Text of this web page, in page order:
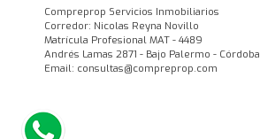
Compreprop Servicios Inmobiliarios
Corredor: Nicolas Reyna Novillo
Matrícula Profesional MAT - 4489
Andrés Lamas 2871 - Bajo Palermo - Córdoba
Email: consultas@compreprop.com